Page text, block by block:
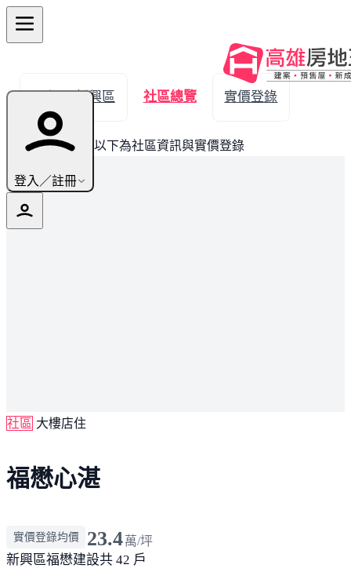
登入／註冊
← 返回新興區 社區總覽 實價登錄
此建案已完銷，以下為社區資訊與實價登錄
社區 大樓店住
福懋心湛
實價登錄均價 23.4萬/坪
新興區福懋建設共 42 戶